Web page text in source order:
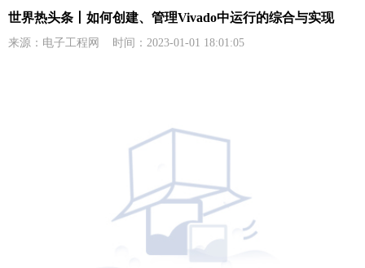
世界热头条丨如何创建、管理Vivado中运行的综合与实现
来源：电子工程网 时间：2023-01-01 18:01:05